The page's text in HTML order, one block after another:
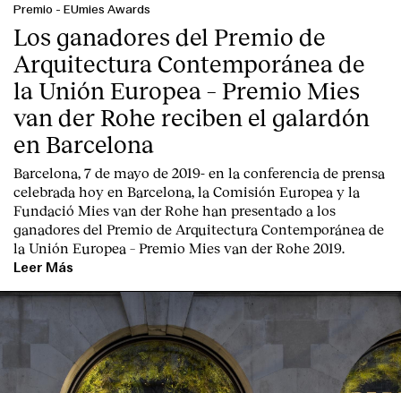
Premio - EUmies Awards
Los ganadores del Premio de
Arquitectura Contemporánea de
la Unión Europea – Premio Mies
van der Rohe reciben el galardón
en Barcelona
Barcelona, 7 de mayo de 2019- en la conferencia de prensa
celebrada hoy en Barcelona, la Comisión Europea y la
Fundació Mies van der Rohe han presentado a los
ganadores del Premio de Arquitectura Contemporánea de
la Unión Europea – Premio Mies van der Rohe 2019.
Leer Más